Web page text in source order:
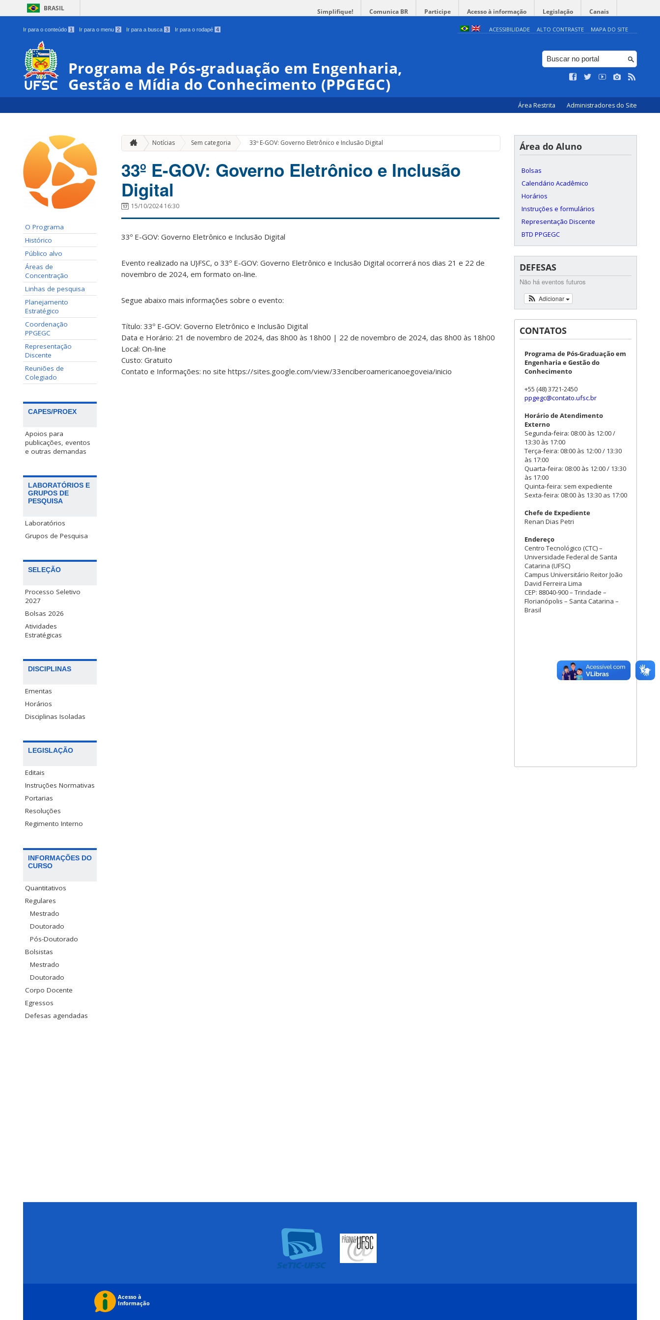
BRASIL Simplifique! Comunica BR Participe Acesso à informação Legislação Canais
Ir para o conteúdo 1 Ir para o menu 2 Ir para a busca 3 Ir para o rodapé 4 ACESSIBILIDADE ALTO CONTRASTE MAPA DO SITE
Programa de Pós-graduação em Engenharia,
Gestão e Mídia do Conhecimento (PPGEGC)
Área Restrita Administradores do Site
O Programa
Histórico
Público alvo
Áreas de
Concentração
Linhas de pesquisa
Planejamento
Estratégico
Coordenação
PPGEGC
Representação
Discente
Reuniões de
Colegiado
CAPES/PROEX
Apoios para
publicações, eventos
e outras demandas
LABORATÓRIOS E
GRUPOS DE
PESQUISA
Laboratórios
Grupos de Pesquisa
SELEÇÃO
Processo Seletivo
2027
Bolsas 2026
Atividades
Estratégicas
DISCIPLINAS
Ementas
Horários
Disciplinas Isoladas
LEGISLAÇÃO
Editais
Instruções Normativas
Portarias
Resoluções
Regimento Interno
INFORMAÇÕES DO
CURSO
Quantitativos
Regulares
Mestrado
Doutorado
Pós-Doutorado
Bolsistas
Mestrado
Doutorado
Corpo Docente
Egressos
Defesas agendadas
Notícias Sem categoria » 33º E-GOV: Governo Eletrônico e Inclusão Digital
33º E-GOV: Governo Eletrônico e Inclusão
Digital
15/10/2024 16:30
33º E-GOV: Governo Eletrônico e Inclusão Digital
Evento realizado na U}FSC, o 33º E-GOV: Governo Eletrônico e Inclusão Digital ocorrerá nos dias 21 e 22 de
novembro de 2024, em formato on-line.
Segue abaixo mais informações sobre o evento:
Título: 33º E-GOV: Governo Eletrônico e Inclusão Digital
Data e Horário: 21 de novembro de 2024, das 8h00 às 18h00 | 22 de novembro de 2024, das 8h00 às 18h00
Local: On-line
Custo: Gratuito
Contato e Informações: no site https://sites.google.com/view/33enciberoamericanoegoveia/inicio
Área do Aluno
Bolsas
Calendário Acadêmico
Horários
Instruções e formulários
Representação Discente
BTD PPGEGC
DEFESAS
Não há eventos futuros
Adicionar
CONTATOS
Programa de Pós-Graduação em
Engenharia e Gestão do
Conhecimento
+55 (48) 3721-2450
ppgegc@contato.ufsc.br
Horário de Atendimento
Externo
Segunda-feira: 08:00 às 12:00 /
13:30 às 17:00
Terça-feira: 08:00 às 12:00 / 13:30
às 17:00
Quarta-feira: 08:00 às 12:00 / 13:30
às 17:00
Quinta-feira: sem expediente
Sexta-feira: 08:00 às 13:30 as 17:00
Chefe de Expediente
Renan Dias Petri
Endereço
Centro Tecnológico (CTC) –
Universidade Federal de Santa
Catarina (UFSC)
Campus Universitário Reitor João
David Ferreira Lima
CEP: 88040-900 – Trindade –
Florianópolis – Santa Catarina –
Brasil